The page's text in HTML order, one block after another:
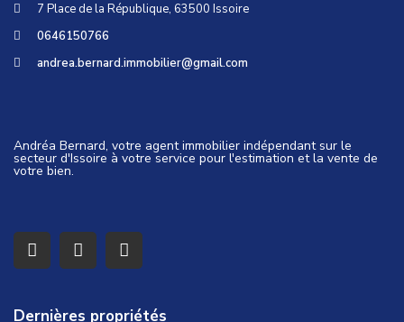
7 Place de la République, 63500 Issoire
0646150766
andrea.bernard.immobilier@gmail.com
Andréa Bernard, votre agent immobilier indépendant sur le
secteur d'Issoire à votre service pour l'estimation et la vente de
votre bien.
Dernières propriétés